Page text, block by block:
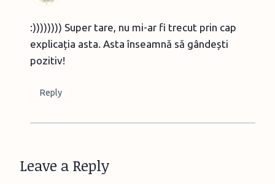
:)))))))) Super tare, nu mi-ar fi trecut prin cap
explicația asta. Asta înseamnă să gândești
pozitiv!
Reply
Leave a Reply